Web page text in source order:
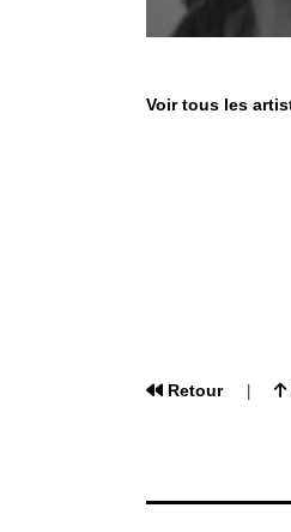
Voir tous les
Retour|